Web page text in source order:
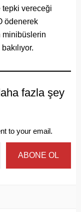
tepki vereceği
ödenerek
minibüslerin
fazla şey
to your email.
ABONE OL